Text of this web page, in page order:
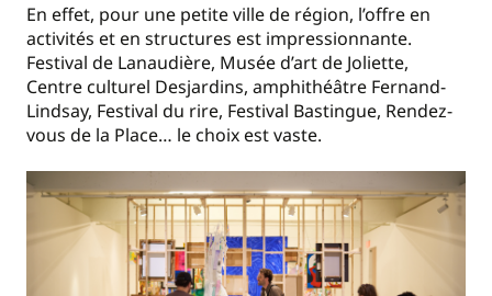
En effet, pour une petite ville de région, l’offre en
activités et en structures est impressionnante.
Festival de Lanaudière, Musée d’art de Joliette,
Centre culturel Desjardins, amphithéâtre Fernand-
Lindsay, Festival du rire, Festival Bastingue, Rendez-
vous de la Place… le choix est vaste.